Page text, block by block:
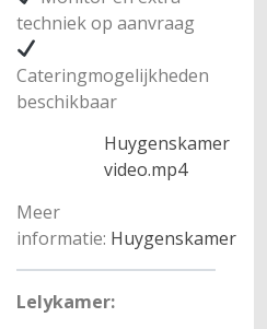
techniek op aanvraag
Cateringmogelijkheden
beschikbaar
Huygenskamer
video.mp4
Meer
informatie: Huygenskamer
Lelykamer: